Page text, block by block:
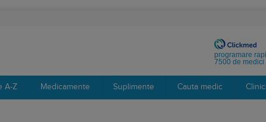
programare
7500 de medici
A-Z Medicamente Suplimente Cauta medic Clinici